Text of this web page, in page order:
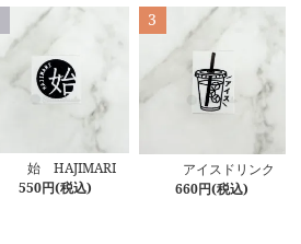
始 HAJIMARI
550円(税込)
3
アイスドリンク
660円(税込)